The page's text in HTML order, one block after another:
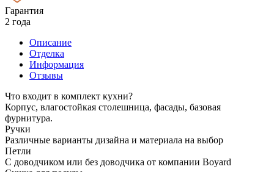
Гарантия
2 года
Описание
Отделка
Информация
Отзывы
Что входит в комплект кухни?
Корпус, влагостойкая столешница, фасады, базовая
фурнитура.
Ручки
Различные варианты дизайна и материала на выбор
Петли
С доводчиком или без доводчика от компании Boyard